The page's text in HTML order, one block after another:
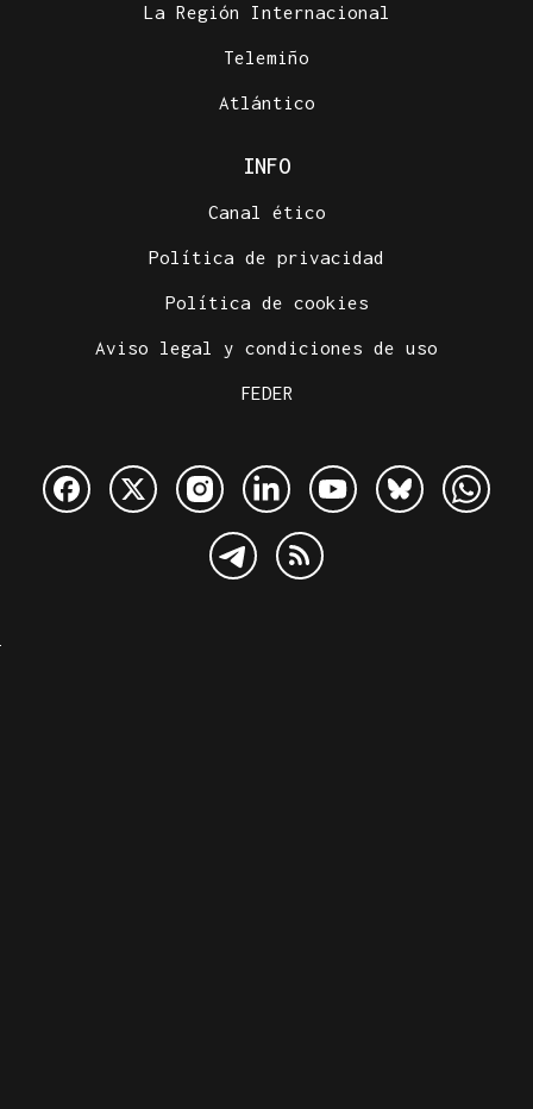
La Región Internacional
Telemiño
Atlántico
INFO
Canal ético
Política de privacidad
Política de cookies
Aviso legal y condiciones de uso
FEDER